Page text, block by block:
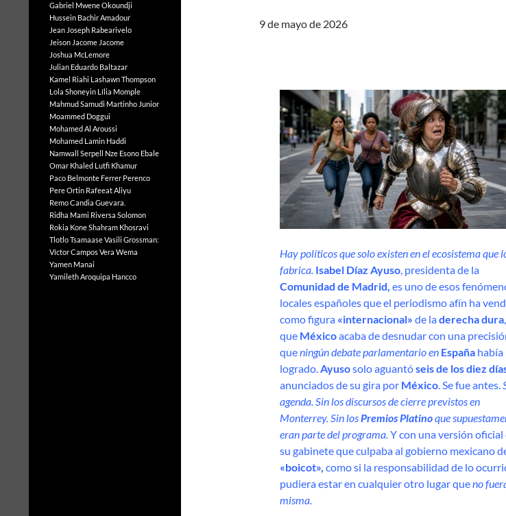
9 de mayo de 2026
Hay políticos que solo existen en el ecosistema que
fabrica. Isabel Díaz Ayuso, presidenta de la
Comunidad de Madrid, es uno de esos
locales españoles que el periodismo afín ha
como figura «internacional» de laderecha dura
que Méxicoacaba de desnudar con una
queningún debate parlamentario en España había
logrado.Ayusosolo aguantóseis de los diez
anunciados de su gira por México. Se fue antes.
agenda. Sin los discursos de cierre previstos en
Monterrey. Sin losPremios Platinoque
eran parte del programa.Y con una versión oficial
su gabinete que culpaba al gobierno mexicano
«boicot», como si la responsabilidad de lo
pudiera estar en cualquier otro lugar queno
misma.
Gabriel Mwene Okoundji
Hussein Bachir Amadour
Jean Joseph Rabearivelo
Jeison Jacome Jacome
Joshua McLemore
Julian Eduardo Baltazar
Kamel Riahi Lashawn Thompson
Lola Shoneyin Lília Momple
Mahmud Samudi Martinho Junior
Moammed Doggui
Mohamed Al Aroussi
Mohamed Lamin Haddi
Namwall Serpell Nze Esono Ebale
Omar Khaled Lutfi Khamur
Paco Belmonte Ferrer Perenco
Pere Ortin Rafeeat Aliyu
Remo Candia Guevara.
Ridha Mami Riversa Solomon
Rokia KoneShahram Khosravi
Tlotlo TsamaaseVasili Grossman:
Víctor Campos Vera Wema
Yamen Manai
Yamileth Aroquipa Hancco